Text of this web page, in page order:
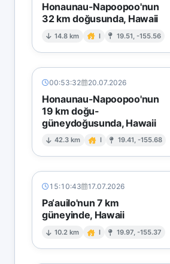
Honaunau-Napoopoo'nun
32 km doğusunda, Hawaii
14.8 km I 19.51, -155.56
00:53:32 20.07.2026
Honaunau-Napoopoo'nun
19 km doğu-
güneydoğusunda, Hawaii
42.3 km I 19.41, -155.68
15:10:43 17.07.2026
Pa‘auilo'nun 7 km
güneyinde, Hawaii
10.2 km I 19.97, -155.37